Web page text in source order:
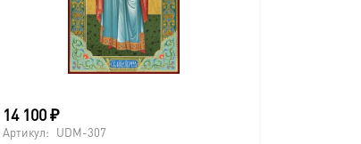
14 100₽
Артикул: UDM-307